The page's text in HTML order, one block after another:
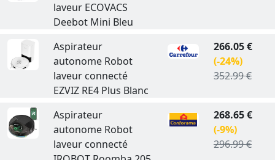
laveur ECOVACS
Deebot Mini Bleu
Aspirateur
autonome Robot
laveur connecté
EZVIZ RE4 Plus Blanc
266.05 €
(-24%)
352.99 €
Aspirateur
autonome Robot
laveur connecté
268.65 €
(-9%)
296.99 €